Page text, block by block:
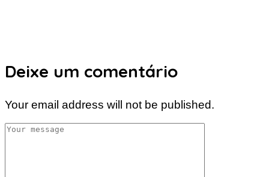
Deixe um comentário
Your email address will not be published.